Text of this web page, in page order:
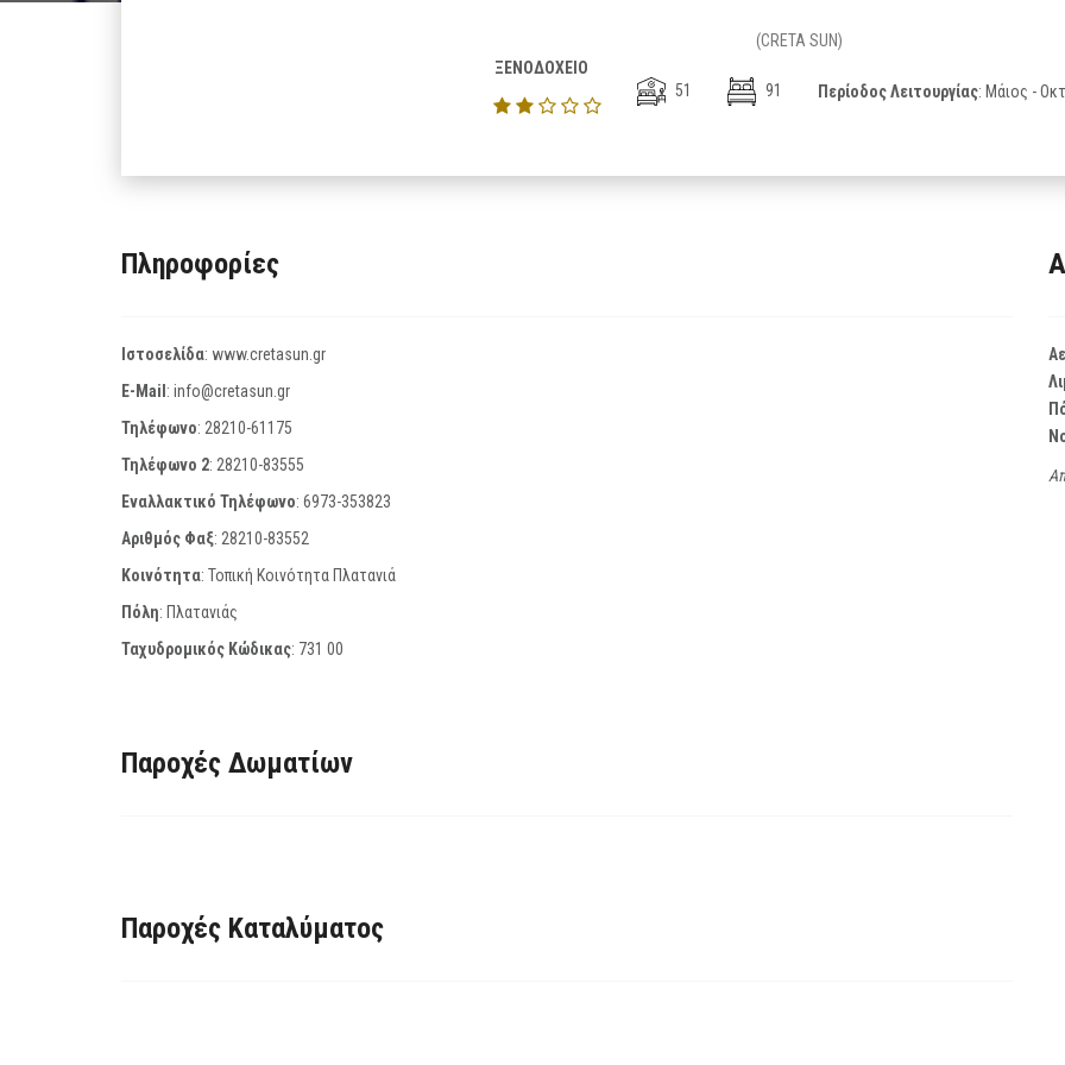
(CRETA SUN)
ΞΕΝΟΔΟΧΕΙΟ
51
91 Περίοδος Λειτουργίας: Μάιος -
Πληροφορίες
Ιστοσελίδα: www.cretasun.gr
E-Mail : info@cretasun.gr
Τηλέφωνο: 28210-61175
Τηλέφωνο 2: 28210-83555
Εναλλακτικό Τηλέφωνο: 6973-353823
Αριθμός Φαξ: 28210-83552
Κοινότητα: Τοπική Κοινότητα Πλατανιά
Πόλη: Πλατανιάς
Ταχυδρομικός Κώδικας: 731 00
Παροχές Δωματίων
Παροχές Καταλύματος